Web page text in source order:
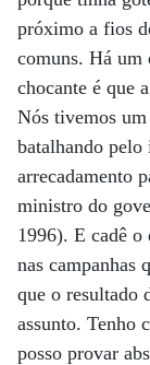
próximo a fios
comuns. Há um
chocante é que
Nós tivemos um
batalhando pelo
arrecadamento
ministro do
1996). E cadê
nas campanhas
que o resultado
assunto. Tenho
posso provar